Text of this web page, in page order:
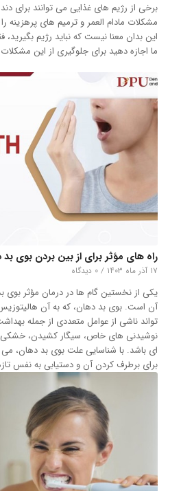
برخی از رژیم های غذایی می توانند برای
مشکلات مادام العمر و ترمیم های پرهزینه را
این بدان معنا نیست که نباید رژیم
ما اجازه دهید برای جلوگیری از این
راه های مؤثر برای از بین بردن بوی
۱۷ آذر ماه ۱۴۰۳ / ۰ دیدگاه
یکی از نخستین گام ها در درمان مؤثر بوی
آن است. بوی بد دهان، که به آن
تواند ناشی از عوامل متعددی از جمله
نوشیدنی های خاص، سیگار کشیدن، خشکی
ای باشد. با شناسایی علت بوی بد دهان، می
برای برطرف کردن آن و دستیابی به نفس